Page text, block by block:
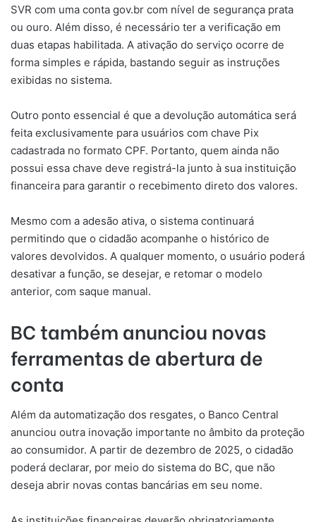
SVR com uma conta gov.br com nível de segurança prata
ou ouro. Além disso, é necessário ter a verificação em
duas etapas habilitada. A ativação do serviço ocorre de
forma simples e rápida, bastando seguir as instruções
exibidas no sistema.
Outro ponto essencial é que a devolução automática será
feita exclusivamente para usuários com chave Pix
cadastrada no formato CPF. Portanto, quem ainda não
possui essa chave deve registrá-la junto à sua instituição
financeira para garantir o recebimento direto dos valores.
Mesmo com a adesão ativa, o sistema continuará
permitindo que o cidadão acompanhe o histórico de
valores devolvidos. A qualquer momento, o usuário poderá
desativar a função, se desejar, e retomar o modelo
anterior, com saque manual.
BC também anunciou novas
ferramentas de abertura de
conta
Além da automatização dos resgates, o Banco Central
anunciou outra inovação importante no âmbito da proteção
ao consumidor. A partir de dezembro de 2025, o cidadão
poderá declarar, por meio do sistema do BC, que não
deseja abrir novas contas bancárias em seu nome.